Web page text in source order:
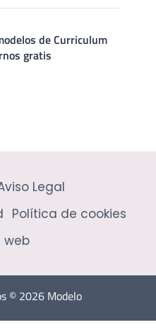
de Curriculum
gratis
Legal
Política de cookies
web
© 2026 Modelo